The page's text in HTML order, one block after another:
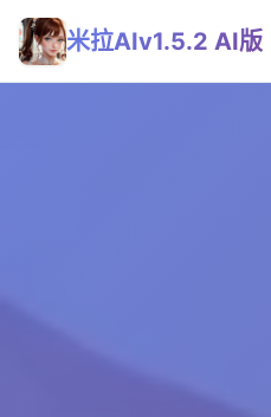
米拉AIv1.5.2 AI版